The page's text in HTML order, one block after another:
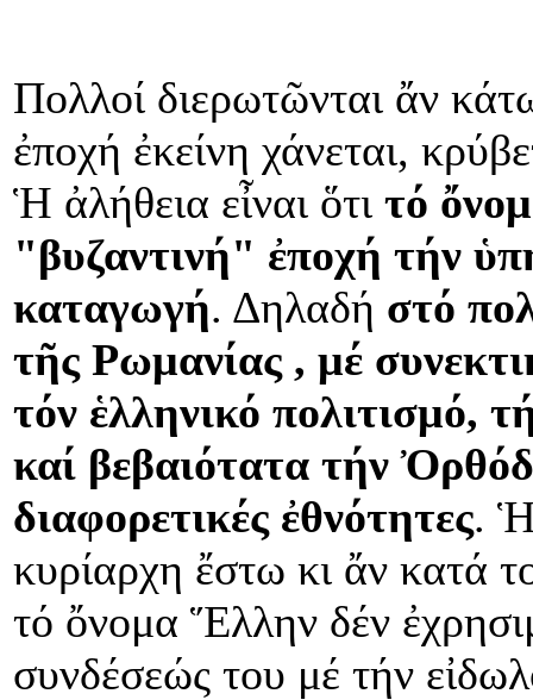
Πολλοί διερωτῶνται ἄν
ἐποχή ἐκείνη χάνεται,
Ἡ ἀλήθεια εἶναι ὅτι τό
"βυζαντινή" ἐποχή τήν
καταγωγή. Δηλαδή στό
τῆς Ρωμανίας , μέ
τόν ἑλληνικό πολιτισμό,
καί βεβαιότατα τήν
διαφορετικές ἐθνότητες. Ἡ
κυρίαρχη ἔστω κι ἄν κατά
τό ὄνομα Ἕλλην δέν
συνδέσεώς του μέ τήν